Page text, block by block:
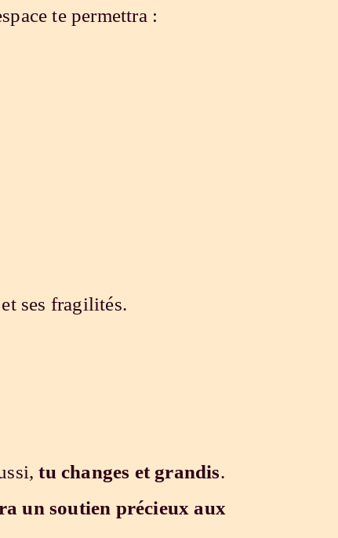
te permettra :
ses fragilités.
tu changes et grandis.
un soutien précieux aux